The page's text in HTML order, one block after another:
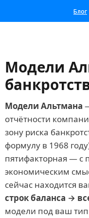
Блог
Модели
Модели Альтмана
отчётности
зону риска
формулу в 1968
пятифакторная — с
экономическим
сейчас находится
строк баланса →
модели под ваш